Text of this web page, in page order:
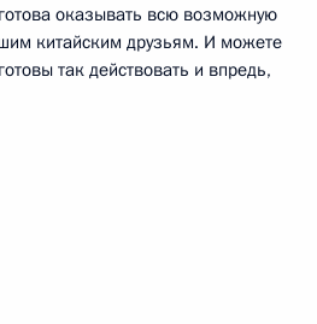
оказывать всю возможную
китайским друзьям. И можете
так действовать и впредь,